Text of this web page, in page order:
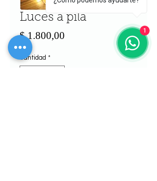
Luces a pila
$ 1.800,00
Cantidad *
1